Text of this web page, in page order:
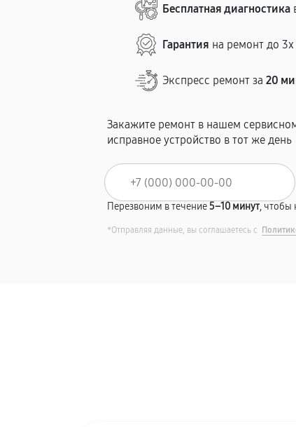
Бесплатная диагностика
Гарантия на ремонт до 3х
Экспресс ремонт за20
Закажите ремонт в нашем
исправное устройство в тот же день
Перезвоним в течение5–10 минут, чтобы
*Отправляя данные, вы соглашаетесь с